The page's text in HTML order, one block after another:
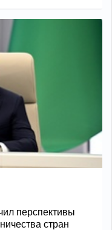
перспективы
стран